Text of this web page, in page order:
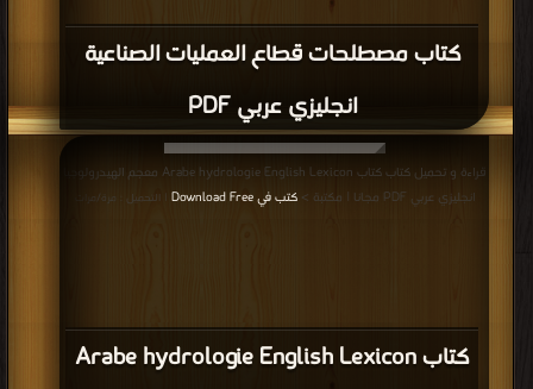
كتاب مصطلحات قطاع العمليات الصناعية
انجليزي عربي PDF
كتاب Arabe hydrologie English Lexicon
قراءة و تحميل كتاب كتاب Arabe hydrologie English Lexicon معجم الهيدرولوجيا
انجليزي عربي PDF مجانا | مكتبة >
كتب في Download Free | التحميل : مرة/مرات